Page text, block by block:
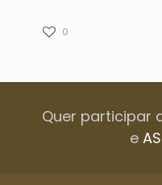
0
Quer participar
e